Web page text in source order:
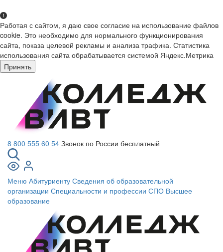
Работая с сайтом, я даю свое согласие на использование файлов
cookie. Это необходимо для нормального функционирования
сайта, показа целевой рекламы и анализа трафика. Статистика
использования сайта обрабатывается системой Яндекс.Метрика
Принять
8 800 555 60 54 Звонок по России бесплатный
Меню Абитуриенту Сведения об образовательной
организации Специальности и профессии СПО Высшее
образование